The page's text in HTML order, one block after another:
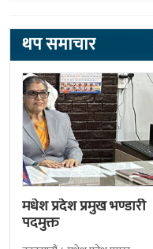
थप समाचार
मधेश प्रदेश प्रमुख भण्डारी
पदमुक्त